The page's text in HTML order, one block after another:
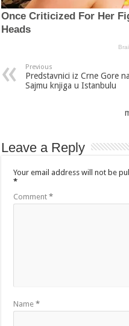
Previous
Predstavnici iz Crne Gore na
Sajmu knjiga u Istanbulu
Leave a Reply
Your email address will not be
*
Comment*
Name*